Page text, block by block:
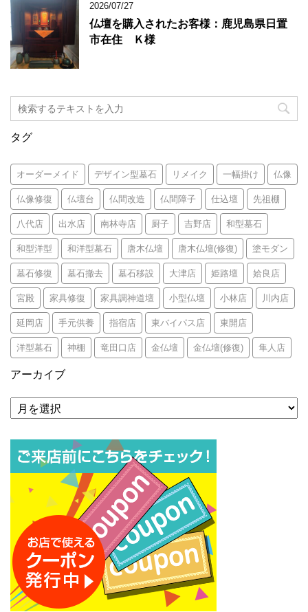
2026/07/27
仏壇を購入されたお客様：鹿児島県日置
市在住 Ｋ様
タグ
オーダーメイド デザイン型墓石 リメイク 一幅掛け 仏像
仏像修復 仏壇台 仏間改造 仏間障子 仕込壇 先祖棚
八代店 出水店 南林寺店 厨子 吉野店 和型墓石
和型洋型 和洋型墓石 唐木仏壇 唐木仏壇(修復) 塗モダン
墓石修復 墓石撤去 墓石移設 大津店 姫路壇 姶良店
宮殿 家具修復 家具調神道壇 小型仏壇 小林店 川内店
延岡店 手元供養 指宿店 東バイパス店 東開店
洋型墓石 神棚 竜田口店 金仏壇 金仏壇(修復) 隼人店
アーカイブ
ア
ー
ブ